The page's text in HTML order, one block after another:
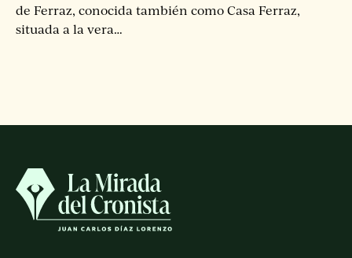
de Ferraz, conocida también como Casa Ferraz,
situada a la vera…